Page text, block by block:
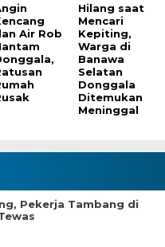
Air Rob
Hilang saat
Mencari
Kepiting,
Warga di
Banawa
Selatan
Donggala
Ditemukan
Meninggal
Pekerja Tambang di